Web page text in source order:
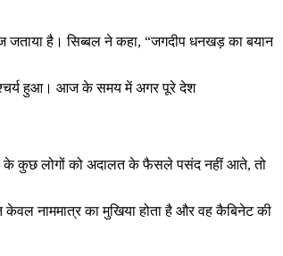
जताया है। सिब्बल ने कहा, “जगदीप धनखड़ का बयान
हुआ। आज के समय में अगर पूरे देश
के कुछ लोगों को अदालत के फैसले पसंद नहीं आते, तो
केवल नाममात्र का मुखिया होता है और वह कैबिनेट की